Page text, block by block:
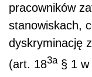
pracowników
stanowiskach,
dyskryminację
(art. 183a§ 1 w